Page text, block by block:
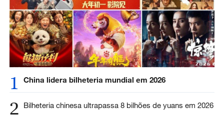
1 China lidera bilheteria mundial em 2026
2 Bilheteria chinesa ultrapassa 8 bilhões de yuans em 2026